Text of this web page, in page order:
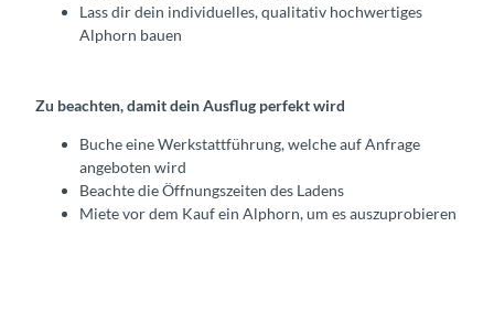
Lass dir dein individuelles, qualitativ hochwertiges
Alphorn bauen
Zu beachten, damit dein Ausflug perfekt wird
Buche eine Werkstattführung, welche auf Anfrage
angeboten wird
Beachte die Öffnungszeiten des Ladens
Miete vor dem Kauf ein Alphorn, um es auszuprobieren